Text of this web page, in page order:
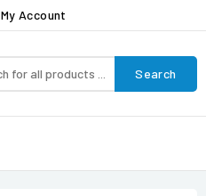
My Account
Search